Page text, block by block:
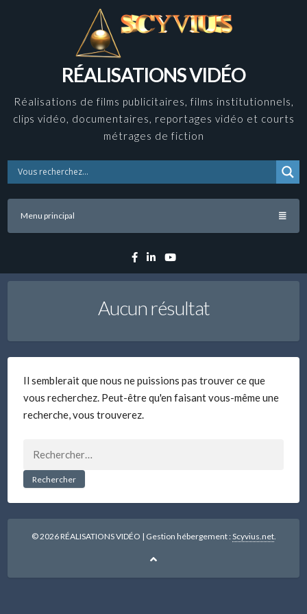
RÉALISATIONS VIDÉO
Réalisations de films publicitaires, films institutionnels,
clips vidéo, documentaires, reportages vidéo et courts
métrages de fiction
Menu principal
Facebook
LinkedinYouTube
Aucun résultat
Il semblerait que nous ne puissions pas trouver ce que
vous recherchez. Peut-être qu'en faisant vous-même une
recherche, vous trouverez.
© 2026 RÉALISATIONS VIDÉO | Gestion hébergement :Scyvius.net.